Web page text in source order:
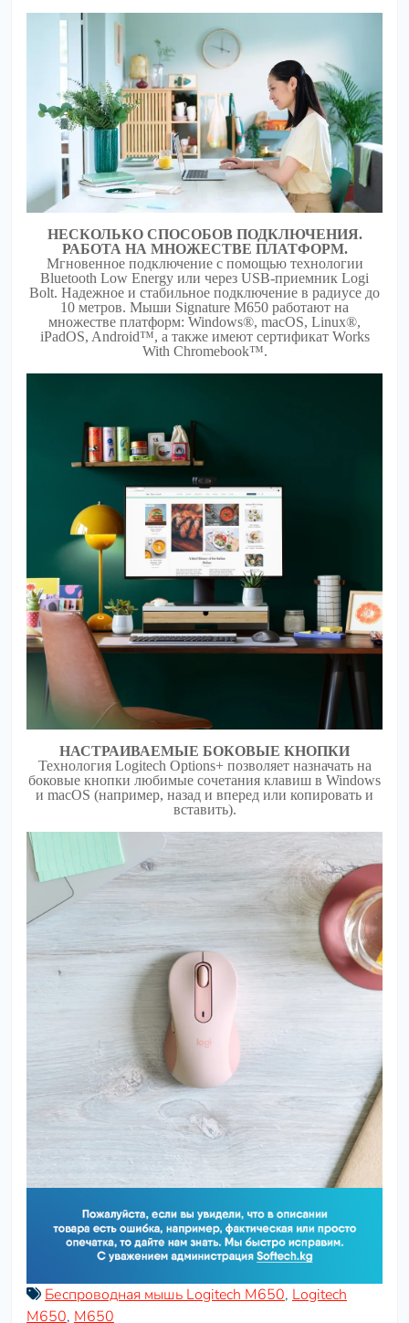
НЕСКОЛЬКО СПОСОБОВ ПОДКЛЮЧЕНИЯ.
РАБОТА НА МНОЖЕСТВЕ ПЛАТФОРМ.
Мгновенное подключение с помощью технологии
Bluetooth Low Energy или через USB-приемник Logi
Bolt. Надежное и стабильное подключение в радиусе до
10 метров. Мыши Signature M650 работают на
множестве платформ: Windows®, macOS, Linux®,
iPadOS, Android™, а также имеют сертификат Works
With Chromebook™.
НАСТРАИВАЕМЫЕ БОКОВЫЕ КНОПКИ
Технология Logitech Options+ позволяет назначать на
боковые кнопки любимые сочетания клавиш в Windows
и macOS (например, назад и вперед или копировать и
вставить).
Беспроводная мышь Logitech M650, Logitech
M650, M650